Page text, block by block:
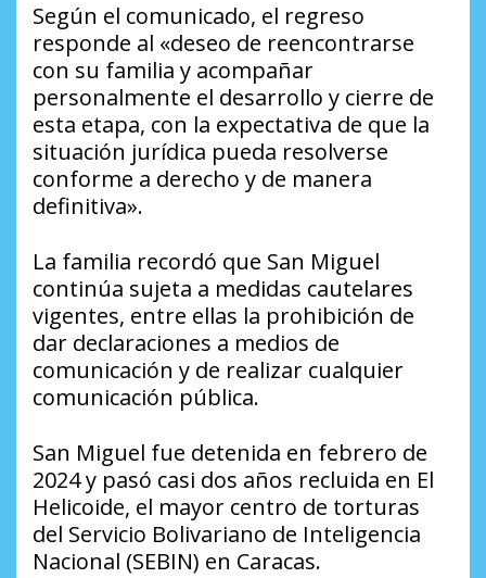
Según el comunicado, el regreso
responde al «deseo de reencontrarse
con su familia y acompañar
personalmente el desarrollo y cierre de
esta etapa, con la expectativa de que la
situación jurídica pueda resolverse
conforme a derecho y de manera
definitiva».
La familia recordó que San Miguel
continúa sujeta a medidas cautelares
vigentes, entre ellas la prohibición de
dar declaraciones a medios de
comunicación y de realizar cualquier
comunicación pública.
San Miguel fue detenida en febrero de
2024 y pasó casi dos años recluida en El
Helicoide, el mayor centro de torturas
del Servicio Bolivariano de Inteligencia
Nacional (SEBIN) en Caracas.